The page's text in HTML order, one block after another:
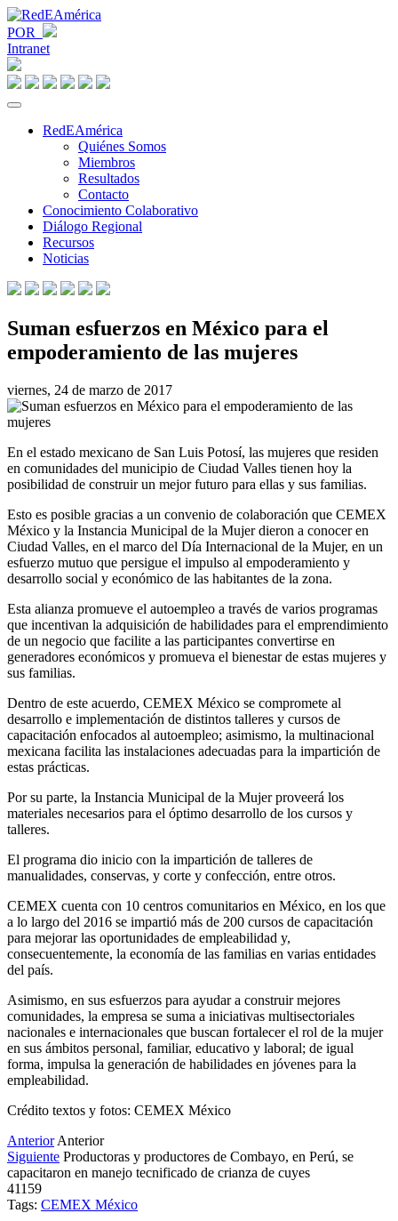
POR
Intranet
RedEAmérica
Quiénes Somos
Miembros
Resultados
Contacto
Conocimiento Colaborativo
Diálogo Regional
Recursos
Noticias
Suman esfuerzos en México para el
empoderamiento de las mujeres
viernes, 24 de marzo de 2017
En el estado mexicano de San Luis Potosí, las mujeres que residen
en comunidades del municipio de Ciudad Valles tienen hoy la
posibilidad de construir un mejor futuro para ellas y sus familias.
Esto es posible gracias a un convenio de colaboración que CEMEX
México y la Instancia Municipal de la Mujer dieron a conocer en
Ciudad Valles, en el marco del Día Internacional de la Mujer, en un
esfuerzo mutuo que persigue el impulso al empoderamiento y
desarrollo social y económico de las habitantes de la zona.
Esta alianza promueve el autoempleo a través de varios programas
que incentivan la adquisición de habilidades para el emprendimiento
de un negocio que facilite a las participantes convertirse en
generadores económicos y promueva el bienestar de estas mujeres y
sus familias.
Dentro de este acuerdo, CEMEX México se compromete al
desarrollo e implementación de distintos talleres y cursos de
capacitación enfocados al autoempleo; asimismo, la multinacional
mexicana facilita las instalaciones adecuadas para la impartición de
estas prácticas.
Por su parte, la Instancia Municipal de la Mujer proveerá los
materiales necesarios para el óptimo desarrollo de los cursos y
talleres.
El programa dio inicio con la impartición de talleres de
manualidades, conservas, y corte y confección, entre otros.
CEMEX cuenta con 10 centros comunitarios en México, en los que
a lo largo del 2016 se impartió más de 200 cursos de capacitación
para mejorar las oportunidades de empleabilidad y,
consecuentemente, la economía de las familias en varias entidades
del país.
Asimismo, en sus esfuerzos para ayudar a construir mejores
comunidades, la empresa se suma a iniciativas multisectoriales
nacionales e internacionales que buscan fortalecer el rol de la mujer
en sus ámbitos personal, familiar, educativo y laboral; de igual
forma, impulsa la generación de habilidades en jóvenes para la
empleabilidad.
Crédito textos y fotos: CEMEX México
Anterior Anterior
Siguiente Productoras y productores de Combayo, en Perú, se
capacitaron en manejo tecnificado de crianza de cuyes
41159
Tags: CEMEX México